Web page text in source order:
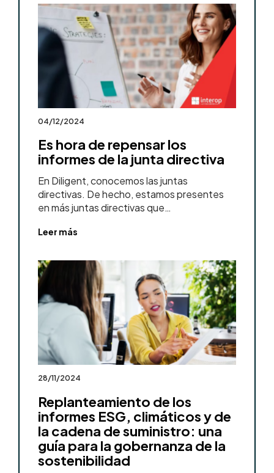
04/12/2024
Es hora de repensar los
informes de la junta directiva
En Diligent, conocemos las juntas
directivas. De hecho, estamos presentes
en más juntas directivas que…
Leer más
28/11/2024
Replanteamiento de los
informes ESG, climáticos y de
la cadena de suministro: una
guía para la gobernanza de la
sostenibilidad